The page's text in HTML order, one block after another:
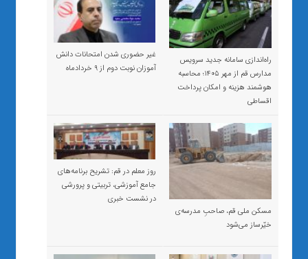
راه‌اندازی سامانه جدید سرویس
مدارس قم از مهر ۱۴۰۵؛ محاسبه
هوشمند هزینه و امکان پرداخت
اقساطی
غیر حضوری شدن امتحانات دانش
آموزان نوبت دوم از ۹ خردادماه
مسکن ملی قم، صاحبِ مدرسه‌ی
خیّرساز می‌شود
روز معلم در قم: تشریح برنامه‌های
جامع آموزشی، تربیتی و پرورشی
در نشست خبری